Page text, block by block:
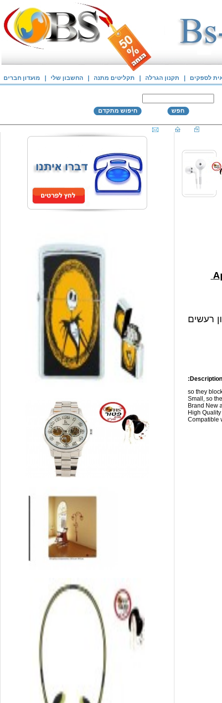
לספקים תקנון הגרלה תקליטים מתנה החשבון שלי מועדון חברים
חפש חיפוש מתקדם
רעשים
so they
Small, so
Brand New
High
Compatible